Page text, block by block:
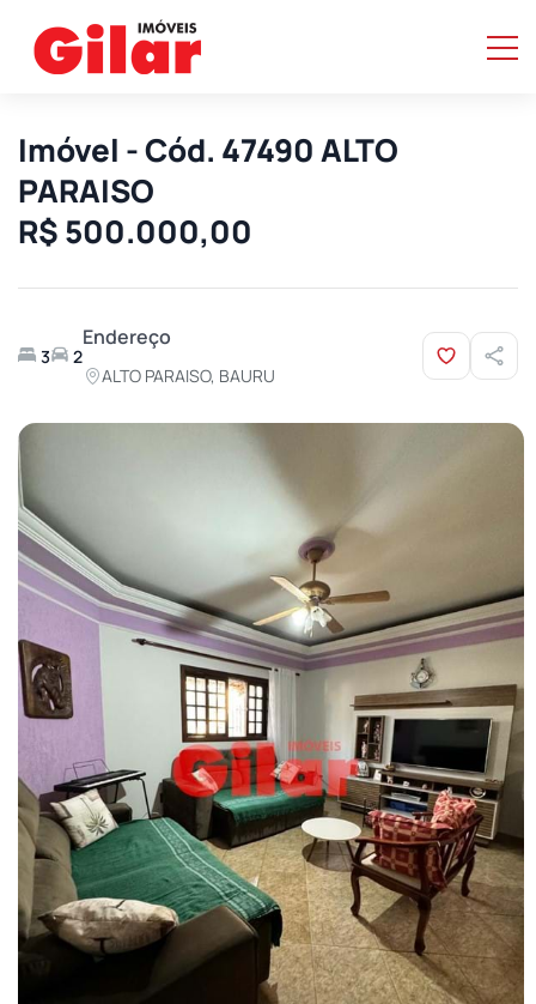
Imóvel - Cód. 47490 ALTO
PARAISO
R$ 500.000,00
3 2
Endereço
ALTO PARAISO, BAURU